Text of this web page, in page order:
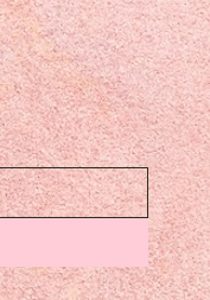
le mieux